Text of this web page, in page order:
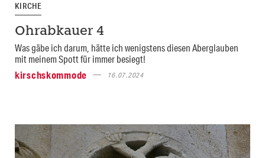
KIRCHE
Ohrabkauer 4
Was gäbe ich darum, hätte ich wenigstens diesen Aberglauben
mit meinem Spott für immer besiegt!
kirschskommode
16.07.2024